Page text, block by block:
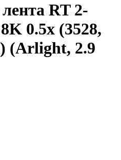
RT 2-
0.5x (3528,
(Arlight, 2.9